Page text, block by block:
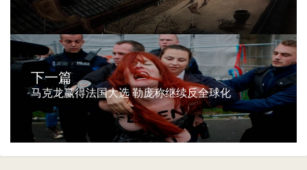
下一篇
马克龙赢得法国大选 勒庞称继续反全球化